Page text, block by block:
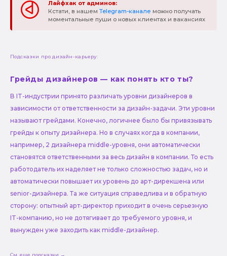
Лайфхак от админов:
Кстати, в нашем Telegram-канале можно получать
моментальные пуши о новых клиентах и вакансиях
Подсказки про дизайн-карьеру:
Грейды дизайнеров — как понять кто ты?
В IT-индустрии принято различать уровни дизайнеров в
зависимости от ответственности за дизайн-задачи. Эти уровни
называют грейдами. Конечно, логичнее было бы привязывать
грейды к опыту дизайнера. Но в случаях когда в компании,
например, 2 дизайнера middle-уровня, они автоматически
становятся ответственными за весь дизайн в компании. То есть
работодатель их наделяет не только сложностью задач, но и
автоматически повышает их уровень до арт-дирекшена или
senior-дизайнера. Та же ситуация справедлива и в обратную
сторону: опытный арт-директор приходит в очень серьезную
IT-компанию, но не дотягивает до требуемого уровня, и
вынужден уже заходить как middle-дизайнер.
См. еще подсказки →